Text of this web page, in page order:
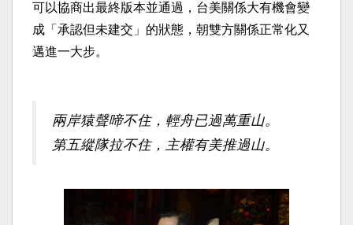
可以協商出最終版本並通過，台美關係大有機會變
成「 承認但未建交」的狀態，朝雙方關係正常化又
邁進一大步。
兩岸猿聲啼不住，輕舟已過萬重山。
第五縱隊拉不住，主權有美推過山。